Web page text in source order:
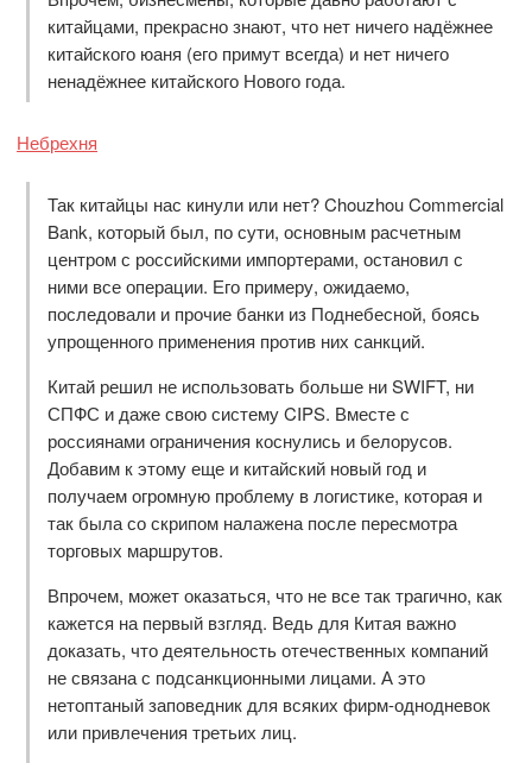
китайцами, прекрасно знают, что нет ничего надёжнее
китайского юаня (его примут всегда) и нет ничего
ненадёжнее китайского Нового года.
Небрехня
Так китайцы нас кинули или нет? Chouzhou Commercial
Bank, который был, по сути, основным расчетным
центром с российскими импортерами, остановил с
ними все операции. Его примеру, ожидаемо,
последовали и прочие банки из Поднебесной, боясь
упрощенного применения против них санкций.
Китай решил не использовать больше ни SWIFT, ни
СПФС и даже свою систему CIPS. Вместе с
россиянами ограничения коснулись и белорусов.
Добавим к этому еще и китайский новый год и
получаем огромную проблему в логистике, которая и
так была со скрипом налажена после пересмотра
торговых маршрутов.
Впрочем, может оказаться, что не все так трагично, как
кажется на первый взгляд. Ведь для Китая важно
доказать, что деятельность отечественных компаний
не связана с подсанкционными лицами. А это
нетоптаный заповедник для всяких фирм-однодневок
или привлечения третьих лиц.